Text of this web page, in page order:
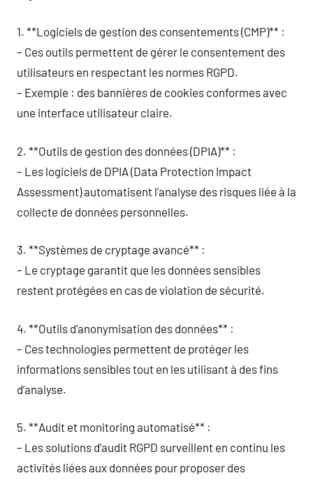
1. **Logiciels de gestion des consentements (CMP)** :
– Ces outils permettent de gérer le consentement des
utilisateurs en respectant les normes RGPD.
– Exemple : des bannières de cookies conformes avec
une interface utilisateur claire.
2. **Outils de gestion des données (DPIA)** :
– Les logiciels de DPIA (Data Protection Impact
Assessment) automatisent l’analyse des risques liée à la
collecte de données personnelles.
3. **Systèmes de cryptage avancé** :
– Le cryptage garantit que les données sensibles
restent protégées en cas de violation de sécurité.
4. **Outils d’anonymisation des données** :
– Ces technologies permettent de protéger les
informations sensibles tout en les utilisant à des fins
d’analyse.
5. **Audit et monitoring automatisé** :
– Les solutions d’audit RGPD surveillent en continu les
activités liées aux données pour proposer des